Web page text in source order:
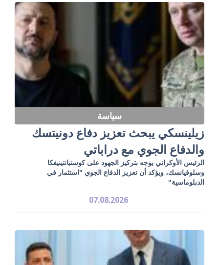
سياسة
زيلينسكي يبحث تعزيز دفاع دونيتسك
والدفاع الجوي مع دراباتي
الرئيس الأوكراني يوجه بتركيز الجهود على كوستيانتينيفكا
وسلوفيانسك، ويؤكد أن تعزيز الدفاع الجوي "استثمار في
الدبلوماسية"
07.08.2026